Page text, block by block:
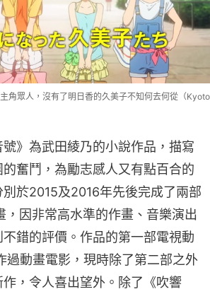
角眾人，沒有了明日香的久美子不知何去何從（Kyoto
號》為武田綾乃的小說作品，描寫
奮鬥，為勵志感人又有點百合的
於2015及2016年先後完成了兩部
，因非常高水準的作畫、音樂演出
錯的評價。作品的第一部電視動
過動畫電影，現時除了第二部之外
，令人喜出望外。除了《吹響